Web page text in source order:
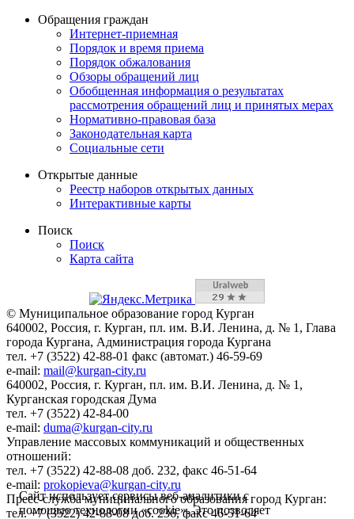
Обращения граждан
Интернет-приемная
Порядок и время приема
Порядок обжалования
Обзоры обращений лиц
Обобщенная информация о результатах
рассмотрения обращений лиц и принятых мерах
Нормативно-правовая база
Законодательная карта
Социальные сети
Открытые данные
Реестр наборов открытых данных
Интерактивные карты
Поиск
Поиск
Карта сайта
© Муниципальное образование город Курган
640002, Россия, г. Курган, пл. им. В.И. Ленина, д. № 1, Глава
города Кургана, Администрация города Кургана
тел. +7 (3522) 42-88-01 факс (автомат.) 46-59-69
e-mail: mail@kurgan-city.ru
640002, Россия, г. Курган, пл. им. В.И. Ленина, д. № 1,
Курганская городская Дума
тел. +7 (3522) 42-84-00
e-mail: duma@kurgan-city.ru
Управление массовых коммуникаций и общественных
отношений:
тел. +7 (3522) 42-88-08 доб. 232, факс 46-51-64
e-mail: prokopieva@kurgan-city.ru
Пресс-служба муниципального образования город Курган:
тел. +7 (3522) 42-88-08 доб. 236, факс 46-51-64
Сайт использует сервисы веб-аналитики с
помощью технологии «cookie». Это позволяет